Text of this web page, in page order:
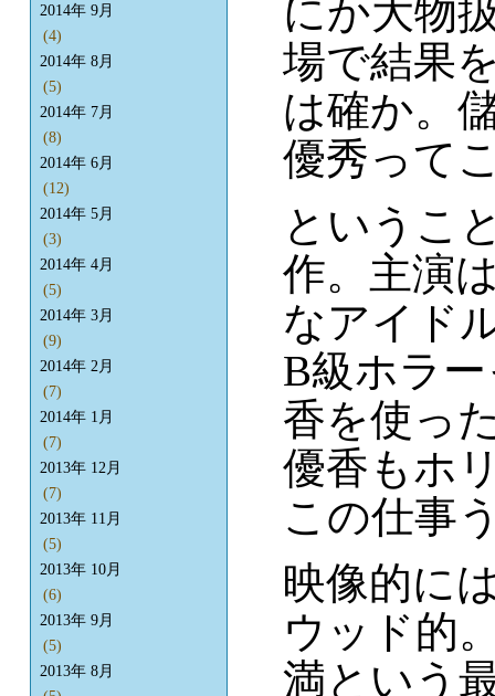
にか大物
場で結果
は確か。
優秀って
というこ
作。主演
なアイド
B級ホラ
香を使っ
優香もホ
この仕事
映像的に
ウッド的
満という
2014年 9月
(4)
2014年 8月
(5)
2014年 7月
(8)
2014年 6月
(12)
2014年 5月
(3)
2014年 4月
(5)
2014年 3月
(9)
2014年 2月
(7)
2014年 1月
(7)
2013年 12月
(7)
2013年 11月
(5)
2013年 10月
(6)
2013年 9月
(5)
2013年 8月